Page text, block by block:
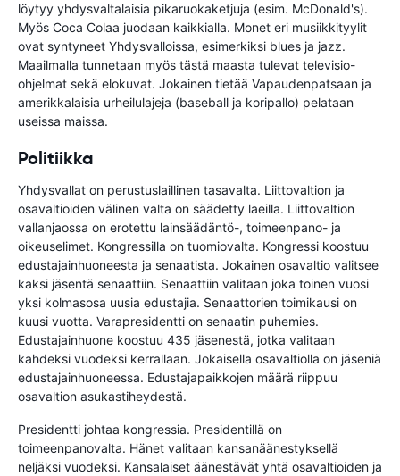
löytyy yhdysvaltalaisia pikaruokaketjuja (esim. McDonald's).
Myös Coca Colaa juodaan kaikkialla. Monet eri musiikkityylit
ovat syntyneet Yhdysvalloissa, esimerkiksi blues ja jazz.
Maailmalla tunnetaan myös tästä maasta tulevat televisio-
ohjelmat sekä elokuvat. Jokainen tietää Vapaudenpatsaan ja
amerikkalaisia urheilulajeja (baseball ja koripallo) pelataan
useissa maissa.
Politiikka
Yhdysvallat on perustuslaillinen tasavalta. Liittovaltion ja
osavaltioiden välinen valta on säädetty laeilla. Liittovaltion
vallanjaossa on erotettu lainsäädäntö-, toimeenpano- ja
oikeuselimet. Kongressilla on tuomiovalta. Kongressi koostuu
edustajainhuoneesta ja senaatista. Jokainen osavaltio valitsee
kaksi jäsentä senaattiin. Senaattiin valitaan joka toinen vuosi
yksi kolmasosa uusia edustajia. Senaattorien toimikausi on
kuusi vuotta. Varapresidentti on senaatin puhemies.
Edustajainhuone koostuu 435 jäsenestä, jotka valitaan
kahdeksi vuodeksi kerrallaan. Jokaisella osavaltiolla on jäseniä
edustajainhuoneessa. Edustajapaikkojen määrä riippuu
osavaltion asukastiheydestä.
Presidentti johtaa kongressia. Presidentillä on
toimeenpanovalta. Hänet valitaan kansanäänestyksellä
neljäksi vuodeksi. Kansalaiset äänestävät yhtä osavaltioiden ja